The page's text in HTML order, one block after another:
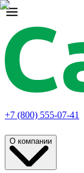
+7 (800) 555-07-41
О компании